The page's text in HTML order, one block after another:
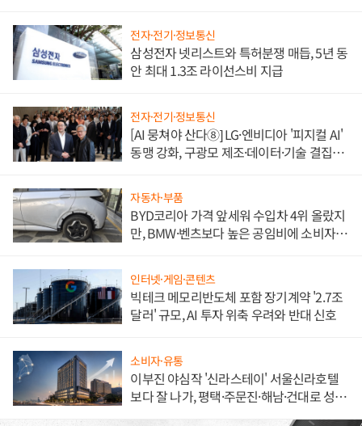
전자·전기·정보통신
삼성전자 넷리스트와 특허분쟁 매듭, 5년 동
안 최대 1.3조 라이선스비 지급
전자·전기·정보통신
[AI 뭉쳐야 산다⑧] LG·엔비디아 '피지컬 AI'
동맹 강화, 구광모 제조·데이터·기술 결집
자동차·부품
BYD코리아 가격 앞세워 수입차 4위 올랐지
만, BMW·벤츠보다 높은 공임비에 소비자
인터넷·게임·콘텐츠
빅테크 메모리반도체 포함 장기계약 '2.7조
달러' 규모, AI 투자 위축 우려와 반대 신호
소비자·유통
이부진 야심작 '신라스테이' 서울신라호텔
보다 잘 나가, 평택·주문진·해남·건대로 성